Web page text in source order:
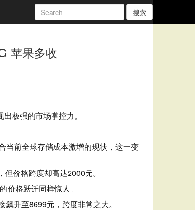
搜索
苹果多收
极强的市场掌控力。
当前全球存储成本激增的现状，这一变
价格跨度却高达2000元。
格跃迁同样惊人。
升至8699元，跨度非常之大。